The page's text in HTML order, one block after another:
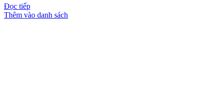
Đọc tiếp
Thêm vào danh sách